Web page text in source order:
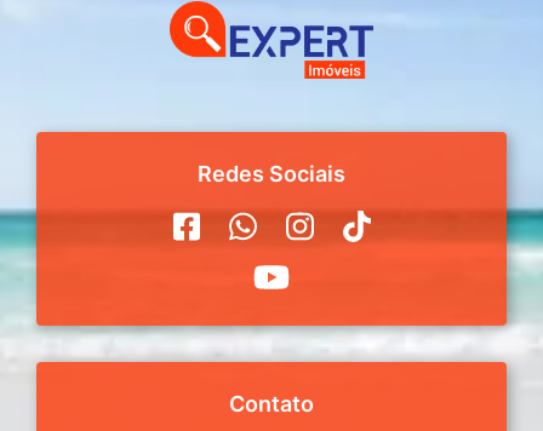
Redes Sociais
Contato